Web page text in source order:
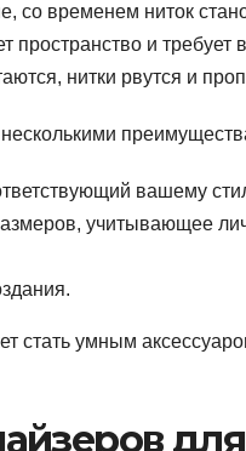
со временем ниток
пространство и
нитки рвутся и
вашему
учитывающее
стать умным